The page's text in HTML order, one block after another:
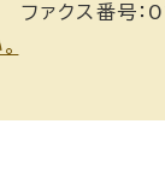
ファクス番